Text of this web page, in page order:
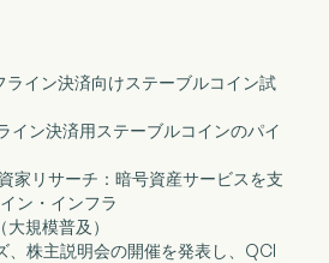
ライン決済向けステーブルコイン試
イン決済用ステーブルコインのパイ
家リサーチ：暗号資産サービスを支
ン・インフラ
規模普及）
、株主説明会の開催を発表し、QCI